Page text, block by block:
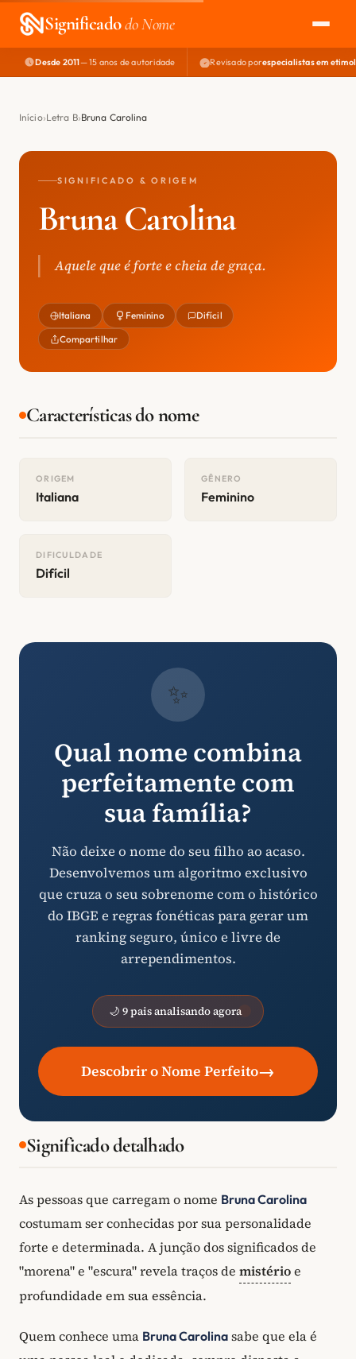
Significadodo Nome
EXPLORAR
NOME PERFEITO
Desde 2011— 15 anos de autoridade Revisado porespecialistas em
Início Letra B Bruna Carolina
SIGNIFICADO & ORIGEM
Bruna Carolina
Aquele que é forte e cheia de graça.
Italiana Feminino Difícil
Compartilhar
Características do nome
ORIGEM
Italiana
GÊNERO
Feminino
DIFICULDADE
Difícil
✨
Qual nome combina
perfeitamente com
sua família?
Não deixe o nome do seu filho ao acaso.
Desenvolvemos um algoritmo exclusivo
que cruza o seu sobrenome com o histórico
do IBGE e regras fonéticas para gerar um
ranking seguro, único e livre de
arrependimentos.
🌙 9 pais analisando agora
Descobrir o Nome Perfeito→
Significado detalhado
As pessoas que carregam o nome Bruna Carolina
costumam ser conhecidas por sua personalidade
forte e determinada. A junção dos significados de
"morena" e "escura" revela traços de mistérioe
profundidade em sua essência.
Quem conhece uma Bruna Carolina sabe que ela é